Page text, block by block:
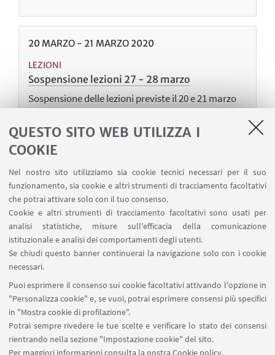
QUESTO SITO WEB UTILIZZA I
COOKIE
Nel nostro sito utilizziamo sia cookie tecnici necessari per il suo
funzionamento, sia cookie e altri strumenti di tracciamento facoltativi
che potrai attivare solo con il tuo consenso.
Cookie e altri strumenti di tracciamento facoltativi sono usati per
analisi statistiche, misure sull'efficacia della comunicazione
istituzionale e analisi dei comportamenti degli utenti.
Se chiudi questo banner continuerai la navigazione solo con i cookie
necessari.
Puoi esprimere il consenso sui cookie facoltativi attivando l'opzione in
"Personalizza cookie" e, se vuoi, potrai esprimere consensi più specifici
in "Mostra cookie di profilazione".
Potrai sempre rivedere le tue scelte e verificare lo stato dei consensi
rientrando nella sezione "Impostazione cookie" del sito.
Per maggiori informazioniconsulta la nostra Cookie policy.
20 MARZO - 21 MARZO 2020
LEZIONI
Sospensione lezioni 27 - 28 marzo
Sospensione delle lezioni previste il 20 e 21 marzo
2020 ai sensi del DPCM del 9/03/2020
LEZIONI
Sospensione lezioni 13 - 14 marzo
Sospensione delle lezioni previste il 13 e 14 marzo
2020 ai sensi del DPCM del 4/03/2020
«
Precedenti
12 elementi
1 2 3 4 5